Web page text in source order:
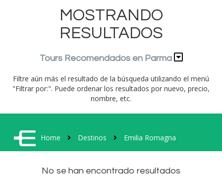
MOSTRANDO
RESULTADOS
Tours Recomendados en Parma
Filtre aún más el resultado de la búsqueda utilizando el menú
"Filtrar por:". Puede ordenar los resultados por nuevo, precio,
nombre, etc.
Home Destinos Emilia Romagna
No se han encontrado resultados